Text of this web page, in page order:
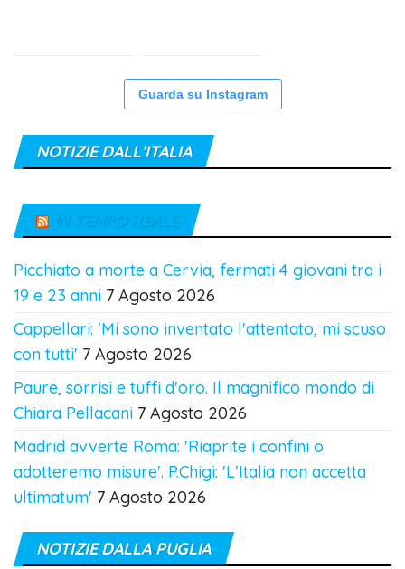
Guarda su Instagram
NOTIZIE DALL’ITALIA
IN TEMPO REALE
Picchiato a morte a Cervia, fermati 4 giovani tra i
19 e 23 anni 7 Agosto 2026
Cappellari: 'Mi sono inventato l'attentato, mi scuso
con tutti' 7 Agosto 2026
Paure, sorrisi e tuffi d'oro. Il magnifico mondo di
Chiara Pellacani 7 Agosto 2026
Madrid avverte Roma: 'Riaprite i confini o
adotteremo misure'. P.Chigi: 'L'Italia non accetta
ultimatum' 7 Agosto 2026
NOTIZIE DALLA PUGLIA